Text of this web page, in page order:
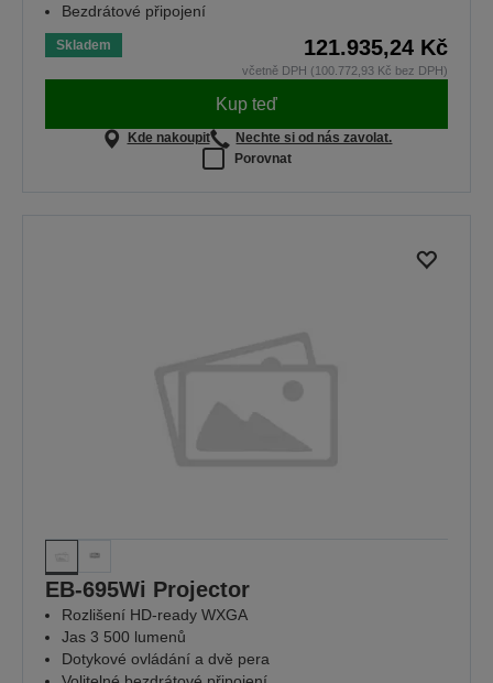
Bezdrátové připojení
Skladem 121.935,24 Kč
včetně DPH (100.772,93 Kč bez DPH)
Kup teď
Kde nakoupit
Nechte si od nás zavolat.
Porovnat
EB-695Wi Projector
Rozlišení HD-ready WXGA
Jas 3 500 lumenů
Dotykové ovládání a dvě pera